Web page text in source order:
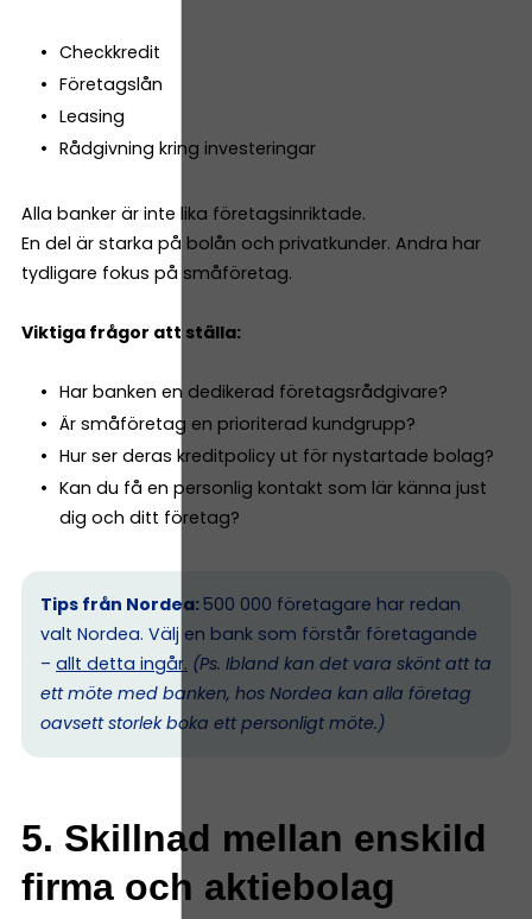
Checkkredit
Företagslån
Leasing
Rådgivning kring investeringar
Alla banker är inte lika företagsinriktade.
En del är starka på bolån och privatkunder. Andra har
tydligare fokus på småföretag.
Viktiga frågor att ställa:
Har banken en dedikerad företagsrådgivare?
Är småföretag en prioriterad kundgrupp?
Hur ser deras kreditpolicy ut för nystartade bolag?
Kan du få en personlig kontakt som lär känna just
dig och ditt företag?
Tips från Nordea: 500 000 företagare har redan
valt Nordea. Välj en bank som förstår företagande
– allt detta ingår. (Ps. Ibland kan det vara skönt att ta
ett möte med banken, hos Nordea kan alla företag
oavsett storlek boka ett personligt möte.)
5. Skillnad mellan enskild
firma och aktiebolag